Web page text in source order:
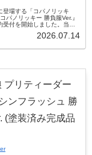
登場する「コパノリッキ
パノリッキー 勝負服Ver.』
付を開始しました。当記
2026.07.14
プリティーダー
ンフラッシュ 勝
(塗装済み完成品